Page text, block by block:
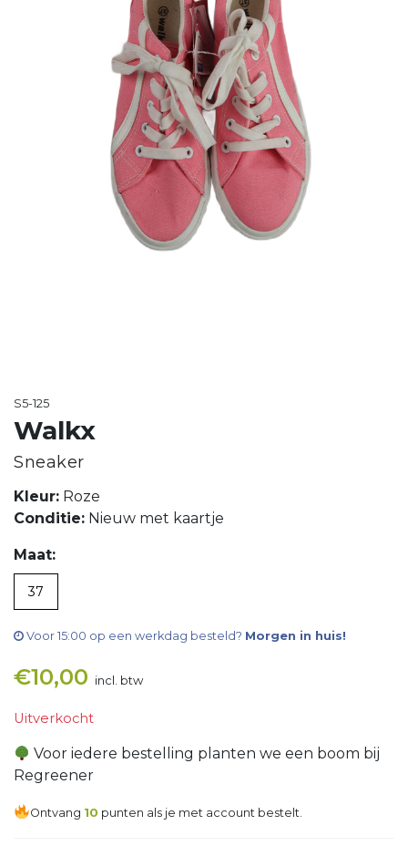
S5-125
Walkx
Sneaker
Kleur: Roze
Conditie: Nieuw met kaartje
Maat:
37
Voor 15:00 op een werkdag besteld? Morgen in huis!
€10,00 incl. btw
Uitverkocht
Voor iedere bestelling planten we een boom bij
Regreener
Ontvang 10 punten als je met account bestelt.